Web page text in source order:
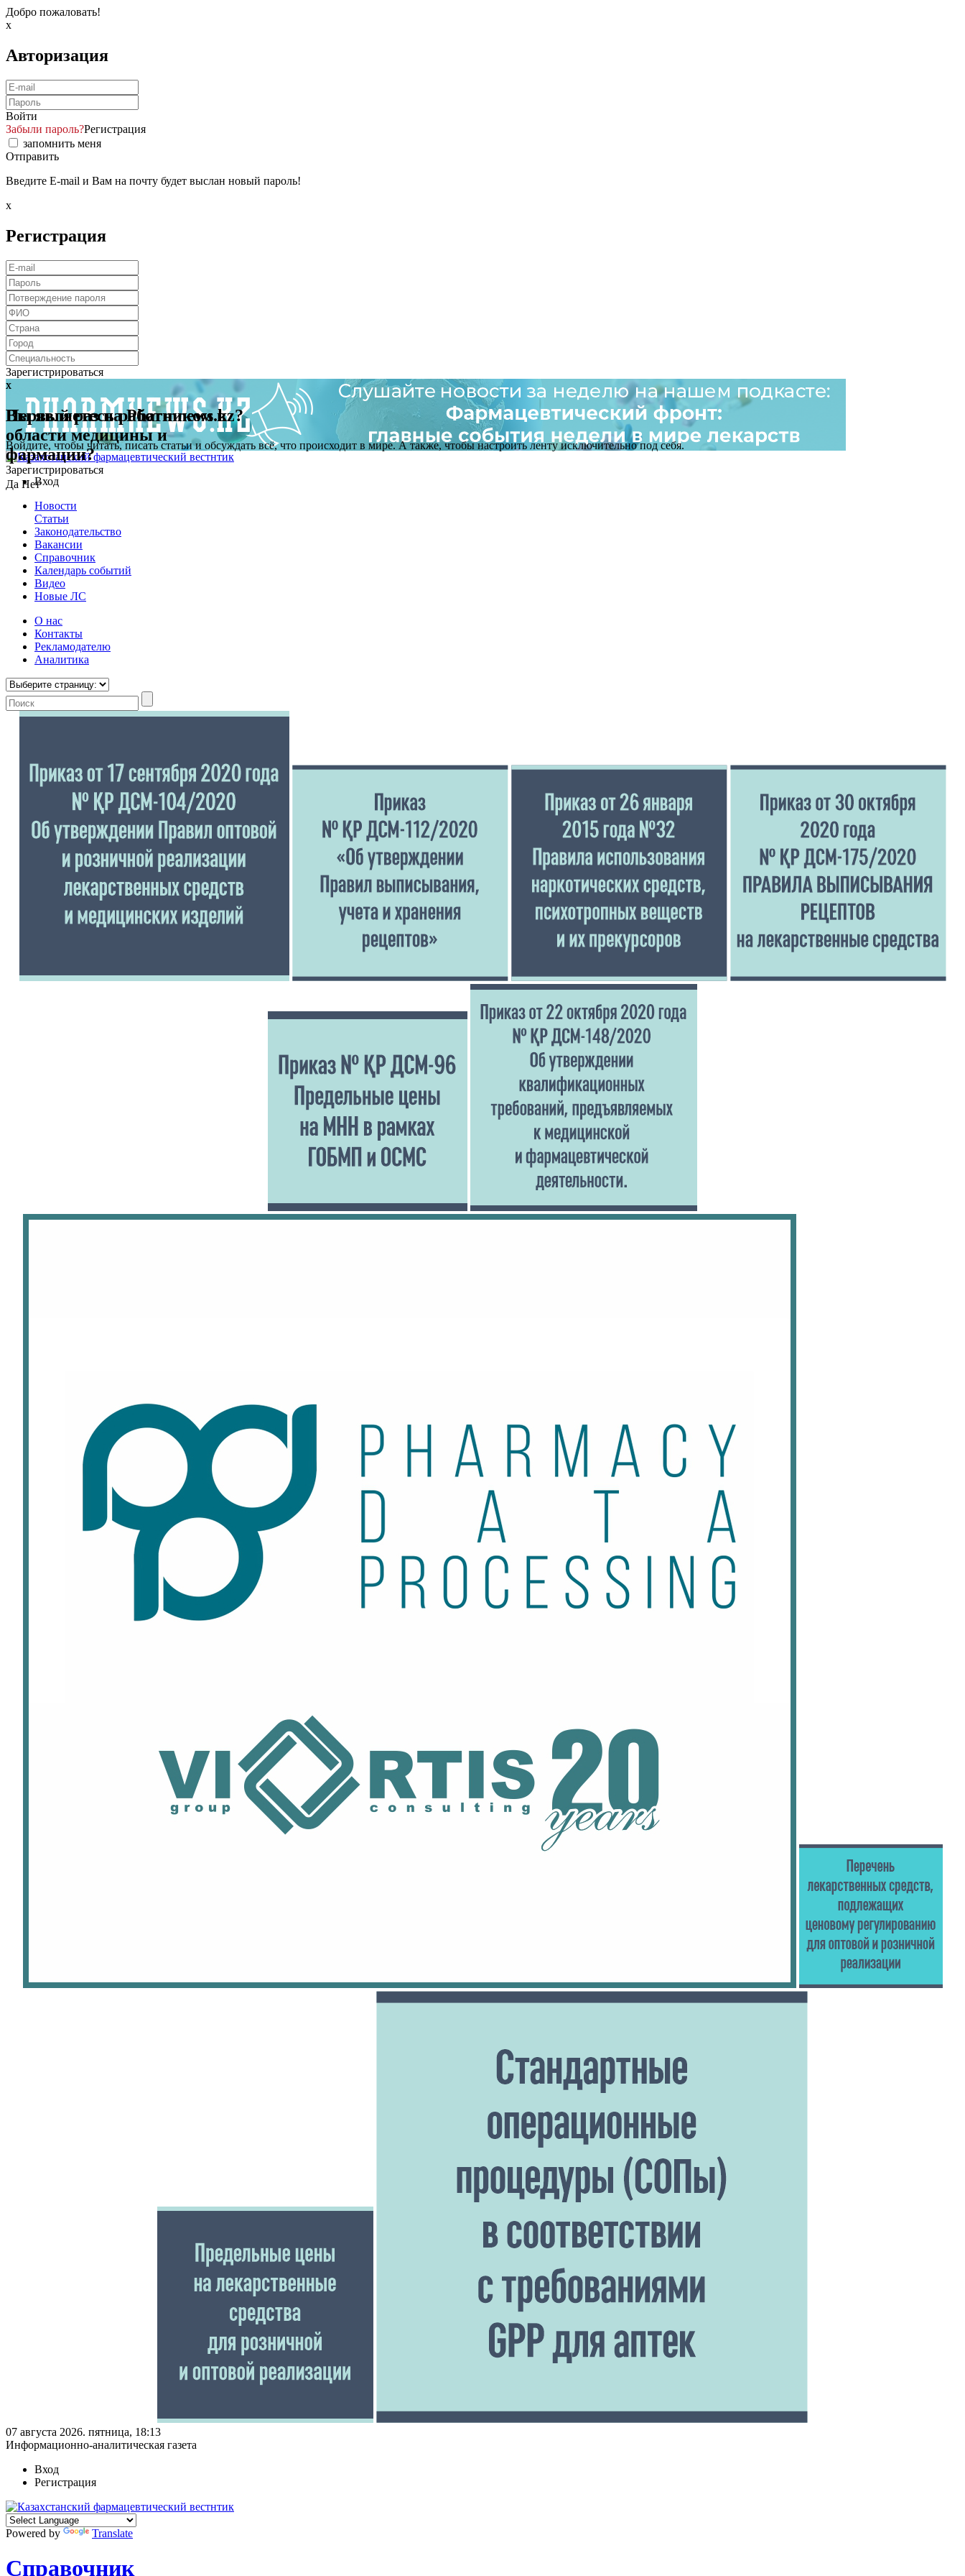
Добро пожаловать!
x
Авторизация
Войти
Забыли пароль?Регистрация
запомнить меня
Отправить
Введите E-mail и Вам на почту будет выслан новый пароль!
x
Регистрация
Зарегистрироваться
x
Первый раз на Pharmnews.kz?
Войдите, чтобы читать, писать статьи и обсуждать всё, что происходит в мире. А также, чтобы настроить ленту исключительно под себя.
Зарегистрироваться
x
Вы являетесь работником в
области медицины и
фармации?
Да НетВход
Новости
Статьи
Законодательство
Вакансии
Справочник
Календарь событий
Видео
Новые ЛС
О нас
Контакты
Рекламодателю
Аналитика
07 августа 2026. пятница, 18:13
Информационно-аналитическая газета
Вход
Регистрация
Powered by Translate
Справочник